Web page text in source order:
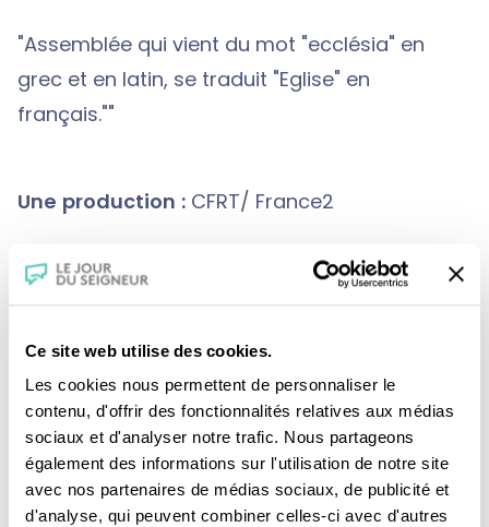
Ce site web utilise des cookies.
Les cookies nous permettent de personnaliser le
contenu, d'offrir des fonctionnalités relatives aux médias
sociaux et d'analyser notre trafic. Nous partageons
également des informations sur l'utilisation de notre site
avec nos partenaires de médias sociaux, de publicité et
d'analyse, qui peuvent combiner celles-ci avec d'autres
"Assemblée qui vient du mot "ecclésia" en
grec et en latin, se traduit "Eglise" en
français.""
Une production : CFRT/ France2
Crédits :
Je fais un don